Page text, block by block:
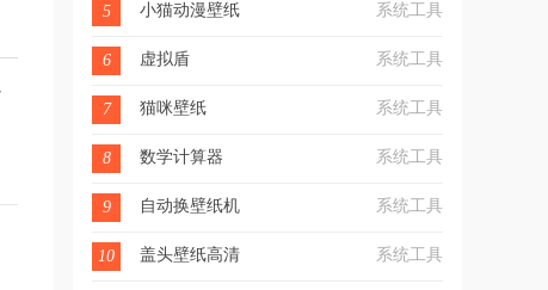
5 小猫动漫壁纸 系统工具
6 虚拟盾 系统工具
7 猫咪壁纸 系统工具
8 数学计算器 系统工具
9 自动换壁纸机 系统工具
10 盖头壁纸高清 系统工具